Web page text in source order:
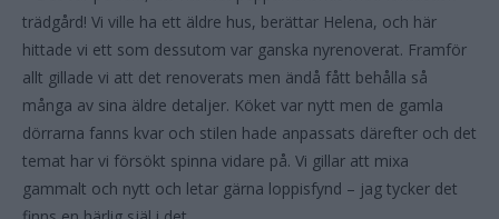
trädgård! Vi ville ha ett äldre hus, berättar Helena, och här
hittade vi ett som dessutom var ganska nyrenoverat. Framför
allt gillade vi att det renoverats men ändå fått behålla så
många av sina äldre detaljer. Köket var nytt men de gamla
dörrarna fanns kvar och stilen hade anpassats därefter och det
temat har vi försökt spinna vidare på. Vi gillar att mixa
gammalt och nytt och letar gärna loppisfynd – jag tycker det